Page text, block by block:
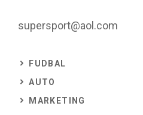
supersport@aol.com
FUDBAL
AUTO
MARKETING